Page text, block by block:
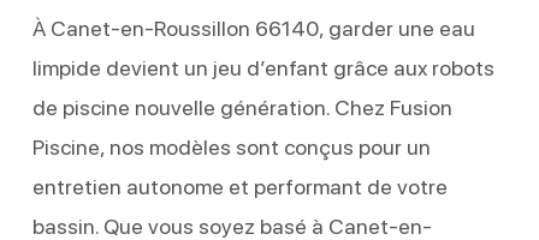
À Canet-en-Roussillon 66140, garder une eau
limpide devient un jeu d’enfant grâce aux robots
de piscine nouvelle génération. Chez Fusion
Piscine, nos modèles sont conçus pour un
entretien autonome et performant de votre
bassin. Que vous soyez basé à Canet-en-